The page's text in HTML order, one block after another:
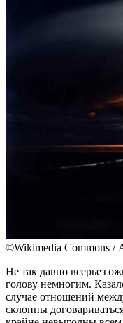
©Wikimedia Commons /
Не так давно всерьез
голову немногим.
случае отношений
склонны